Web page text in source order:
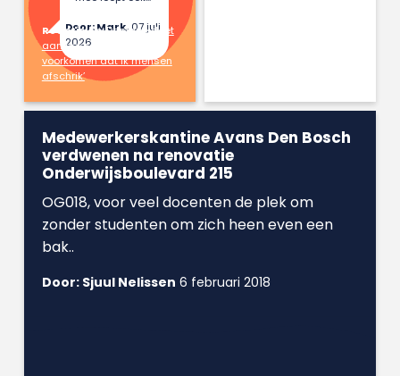
Medewerkerskantine Avans Den Bosch
verdwenen na renovatie
Onderwijsboulevard 215
OG018, voor veel docenten de plek om
zonder studenten om zich heen even een
bak..
Door: Sjuul Nelissen 6 februari 2018
Door: Mark,07 juli
2026
Reactie op:Danique doet
aan hekserij: ‘Ik wil
voorkomen dat ik mensen
afschrik’